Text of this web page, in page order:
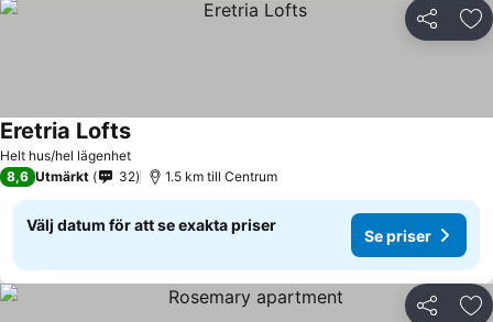
Dela
Helt hus/hel lägenhet
Eretria Lofts
8,6 Utmärkt 32 1.5 km till Centrum
Välj datum för att se exakta priser
Se priser
Dela